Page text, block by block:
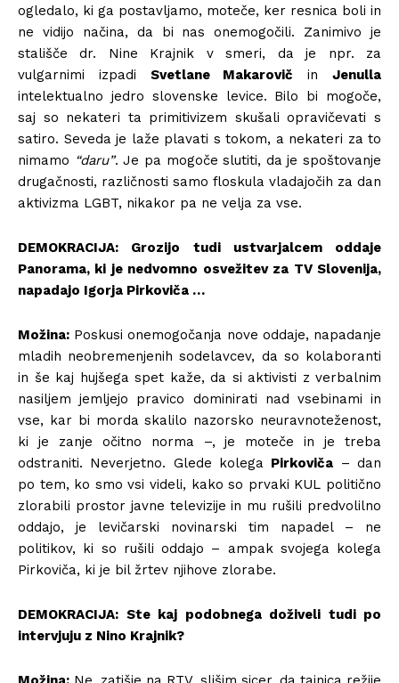
ogledalo, ki ga postavljamo, moteče, ker resnica boli in
ne vidijo načina, da bi nas onemogočili. Zanimivo je
stališče dr. Nine Krajnik v smeri, da je npr. za
vulgarnimi izpadi Svetlane Makarovič inJenulla
intelektualno jedro slovenske levice. Bilo bi mogoče,
saj so nekateri ta primitivizem skušali opravičevati s
satiro. Seveda je laže plavati s tokom, a nekateri za to
nimamo “daru”. Je pa mogoče slutiti, da je spoštovanje
drugačnosti, različnosti samo floskula vladajočih za dan
aktivizma LGBT, nikakor pa ne velja za vse.
DEMOKRACIJA: Grozijo tudi ustvarjalcem oddaje
Panorama, ki je nedvomno osvežitev za TV Slovenija,
napadajo Igorja Pirkoviča …
Možina: Poskusi onemogočanja nove oddaje, napadanje
mladih neobremenjenih sodelavcev, da so kolaboranti
in še kaj hujšega spet kaže, da si aktivisti z verbalnim
nasiljem jemljejo pravico dominirati nad vsebinami in
vse, kar bi morda skalilo nazorsko neuravnoteženost,
ki je zanje očitno norma –, je moteče in je treba
odstraniti. Neverjetno. Glede kolega Pirkoviča – dan
po tem, ko smo vsi videli, kako so prvaki KUL politično
zlorabili prostor javne televizije in mu rušili predvolilno
oddajo, je levičarski novinarski tim napadel – ne
politikov, ki so rušili oddajo – ampak svojega kolega
Pirkoviča, ki je bil žrtev njihove zlorabe.
DEMOKRACIJA: Ste kaj podobnega doživeli tudi po
intervjuju z Nino Krajnik?